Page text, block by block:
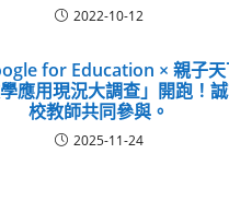
2022-10-12
for Education × 親子
應用現況大調查」開跑！
校教師共同參與。
2025-11-24